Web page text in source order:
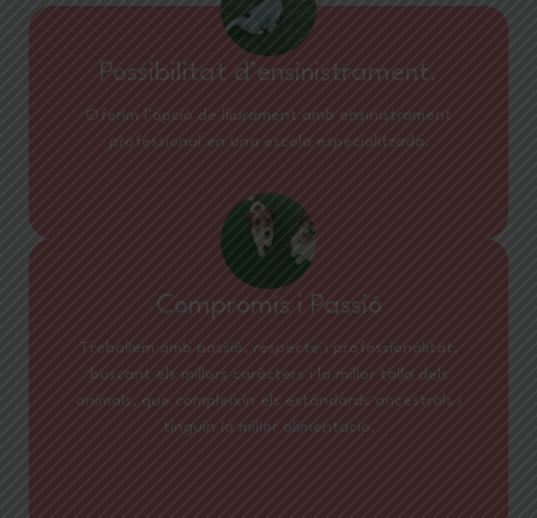
Possibilitat d’ensinistrament.
Oferim l’opció de lliurament amb ensinistrament
professional en una escola especialitzada.
Compromís i Passió
Treballem amb passió, respecte i professionalitat,
buscant els millors caràcters i la millor talla dels
animals, que compleixin els estàndards ancestrals i
tinguin la millor alimentació.